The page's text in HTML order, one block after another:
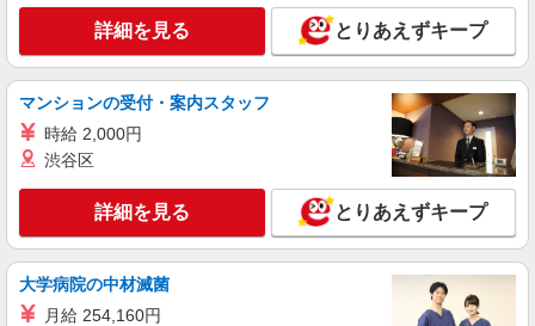
富山県下新川郡入善町
キープ 詳細を見る
派遣社員
株式会社綜合キャリアオプション（1314VJ0805G32★24-S-T2）
製品を機械セット、取り出し、清掃/日払いOK
時給1,500円 交通費：既定支給
富山県下新川郡入善町
キープ 詳細を見る
詳細を見る とりあえずキープ
マンションの受付・案内スタッフ
時給 2,000円
渋谷区
詳細を見る とりあえずキープ
大学病院の中材滅菌
月給 254,160円